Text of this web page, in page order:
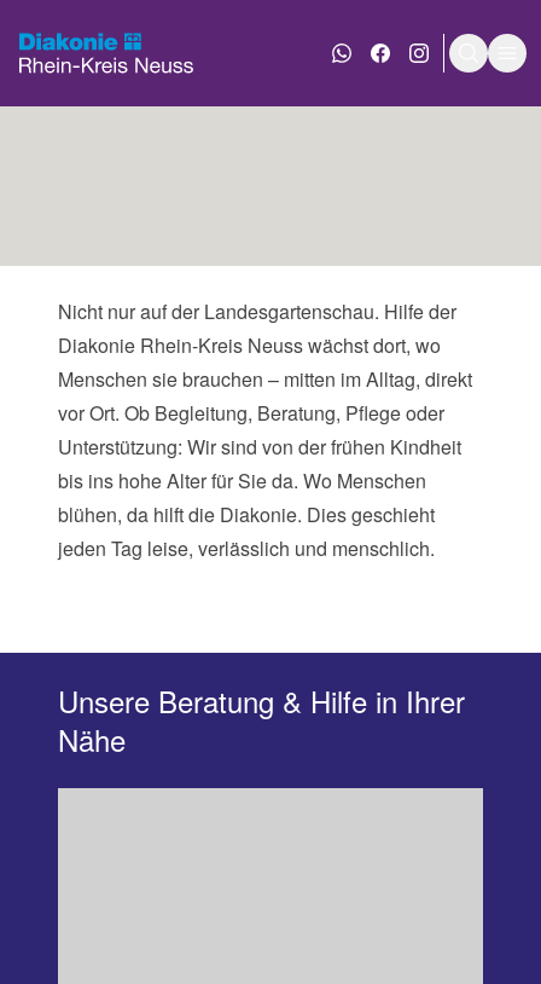
WhatsApp Nachricht
Diakonie bei
Diakonie bei
Suche
Nicht nur auf der Landesgartenschau. Hilfe der
Diakonie Rhein-Kreis Neuss wächst dort, wo
Menschen sie brauchen – mitten im Alltag, direkt
vor Ort. Ob Begleitung, Beratung, Pflege oder
Unterstützung: Wir sind von der frühen Kindheit
bis ins hohe Alter für Sie da. Wo Menschen
blühen, da hilft die Diakonie. Dies geschieht
jeden Tag leise, verlässlich und menschlich.
Unsere Beratung & Hilfe in Ihrer
Nähe